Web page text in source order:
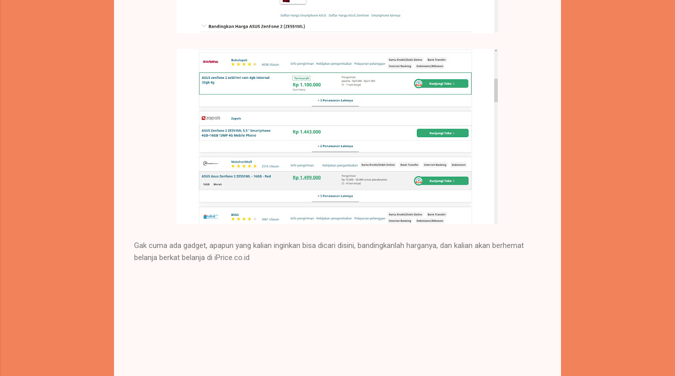
Gak cuma ada gadget, apapun yang kalian inginkan bisa dicari disini, bandingkanlah harganya, dan kalian akan berhemat
belanja berkat belanja di iPrice.co.id